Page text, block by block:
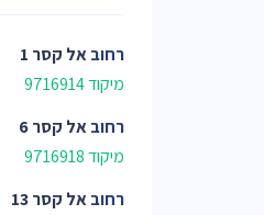
רחובאל קסר 1
מיקוד 9716914
רחובאל קסר 6
מיקוד 9716918
רחובאל קסר 13